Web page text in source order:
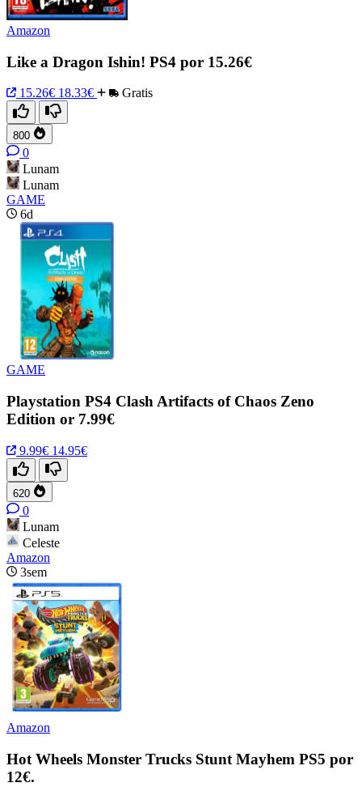
Amazon
Like a Dragon Ishin! PS4 por 15.26€
15.26€ 18.33€ Gratis
800
0
Lunam
Lunam
GAME
6d
GAME
Playstation PS4 Clash Artifacts of Chaos Zeno
Edition or 7.99€
9.99€ 14.95€
620
0
Lunam
Celeste
Amazon
3sem
Amazon
Hot Wheels Monster Trucks Stunt Mayhem PS5 por
12€.